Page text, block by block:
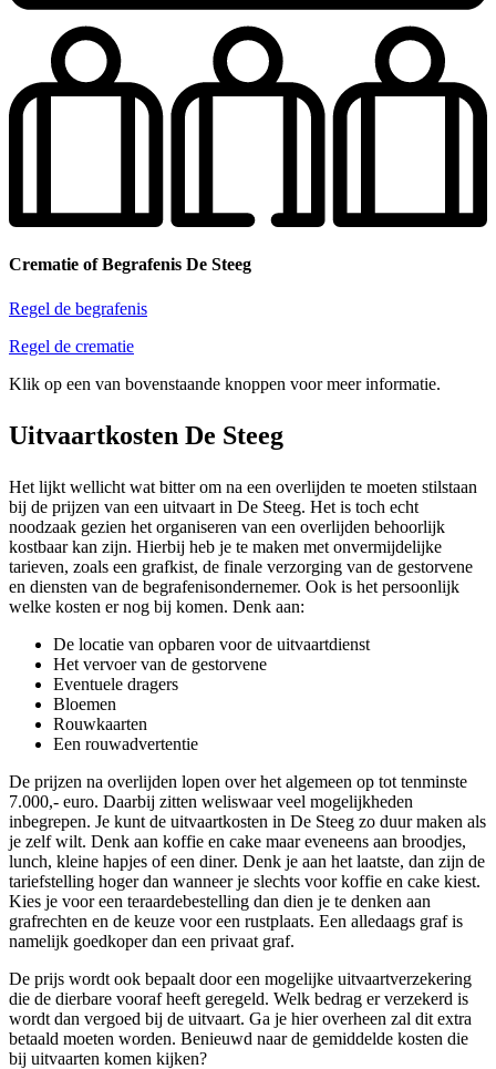
Crematie of Begrafenis De Steeg
Regel de begrafenis
Regel de crematie
Klik op een van bovenstaande knoppen voor meer informatie.
Uitvaartkosten De Steeg
Het lijkt wellicht wat bitter om na een overlijden te moeten stilstaan
bij de prijzen van een uitvaart in De Steeg. Het is toch echt
noodzaak gezien het organiseren van een overlijden behoorlijk
kostbaar kan zijn. Hierbij heb je te maken met onvermijdelijke
tarieven, zoals een grafkist, de finale verzorging van de gestorvene
en diensten van de begrafenisondernemer. Ook is het persoonlijk
welke kosten er nog bij komen. Denk aan:
De locatie van opbaren voor de uitvaartdienst
Het vervoer van de gestorvene
Eventuele dragers
Bloemen
Rouwkaarten
Een rouwadvertentie
De prijzen na overlijden lopen over het algemeen op tot tenminste
7.000,- euro. Daarbij zitten weliswaar veel mogelijkheden
inbegrepen. Je kunt de uitvaartkosten in De Steeg zo duur maken als
je zelf wilt. Denk aan koffie en cake maar eveneens aan broodjes,
lunch, kleine hapjes of een diner. Denk je aan het laatste, dan zijn de
tariefstelling hoger dan wanneer je slechts voor koffie en cake kiest.
Kies je voor een teraardebestelling dan dien je te denken aan
grafrechten en de keuze voor een rustplaats. Een alledaags graf is
namelijk goedkoper dan een privaat graf.
De prijs wordt ook bepaalt door een mogelijke uitvaartverzekering
die de dierbare vooraf heeft geregeld. Welk bedrag er verzekerd is
wordt dan vergoed bij de uitvaart. Ga je hier overheen zal dit extra
betaald moeten worden. Benieuwd naar de gemiddelde kosten die
bij uitvaarten komen kijken?